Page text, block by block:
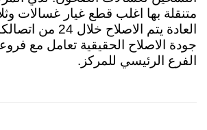
متنقلة بها اغلب قطع غيار غسالات
العادة يتم الاصلاح
جودة الاصلاح الحقيقية تعامل مع
الفرع الرئيسي للمركز.